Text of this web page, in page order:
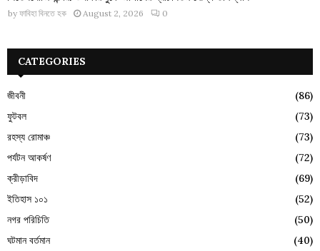
by ফাবিহা বিনতে হক August 2, 2026 0
CATEGORIES
জীবনী
(86)
ফুটবল
(73)
রহস্য রোমাঞ্চ
(73)
পর্যটন আকর্ষণ
(72)
ক্রীড়াবিদ
(69)
ইতিহাস ১০১
(52)
নগর পরিচিতি
(50)
ঘটমান বর্তমান
(40)